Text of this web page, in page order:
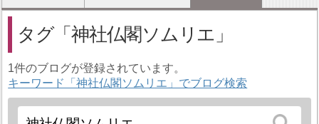
タグ 神社仏閣ソムリエ
1件のブログが登録されています。
キーワード「神社仏閣ソムリエ」でブログ検索